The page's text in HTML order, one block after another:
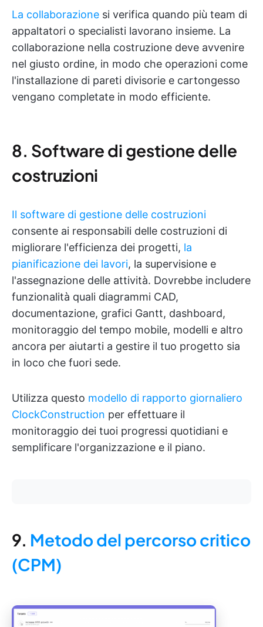
La collaborazione si verifica quando più team di
appaltatori o specialisti lavorano insieme. La
collaborazione nella costruzione deve avvenire
nel giusto ordine, in modo che operazioni come
l'installazione di pareti divisorie e cartongesso
vengano completate in modo efficiente.
8. Software di gestione delle
costruzioni
Il software di gestione delle costruzioni
consente ai responsabili delle costruzioni di
migliorare l'efficienza dei progetti, la
pianificazione dei lavori, la supervisione e
l'assegnazione delle attività. Dovrebbe includere
funzionalità quali diagrammi CAD,
documentazione, grafici Gantt, dashboard,
monitoraggio del tempo mobile, modelli e altro
ancora per aiutarti a gestire il tuo progetto sia
in loco che fuori sede.
Utilizza questo modello di rapporto giornaliero
ClockConstruction per effettuare il
monitoraggio dei tuoi progressi quotidiani e
semplificare l'organizzazione e il piano.
9. Metodo del percorso critico
(CPM)